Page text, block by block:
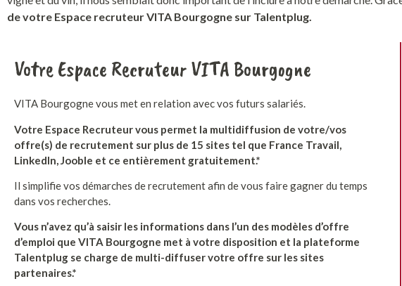
devotre Espace recruteur VITA Bourgogne sur Talentplug.
Votre Espace Recruteur VITA Bourgogne
VITA Bourgogne vous met en relation avec vos futurs salariés.
Votre Espace Recruteur vous permet la multidiffusion de votre/vos
offre(s) de recrutement sur plus de 15 sites tel que France Travail,
LinkedIn, Jooble et ce entièrement gratuitement.*
Il simplifie vos démarches de recrutement afin de vous faire gagner du temps
dans vos recherches.
Vous n’avez qu’à saisir les informations dans l’un des modèles d’offre
d’emploi que VITA Bourgogne met à votre disposition et la plateforme
Talentplug se charge de multi-diffuser votre offre sur les sites
partenaires.*